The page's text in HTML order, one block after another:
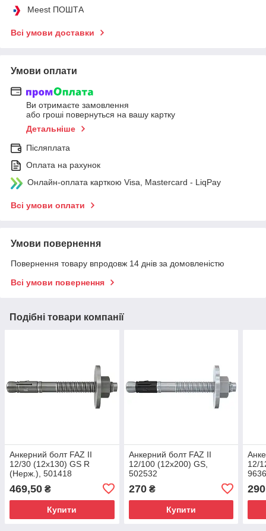
Meest ПОШТА
Всі умови доставки
Умови оплати
Ви отримаєте замовлення
або гроші повернуться на вашу картку
Детальніше
Післяплата
Оплата на рахунок
Онлайн-оплата карткою Visa, Mastercard - LiqPay
Всі умови оплати
Умови повернення
Повернення товару впродовж 14 днів за домовленістю
Всі умови повернення
Подібні товари компанії
Анкерний болт FAZ II
12/30 (12x130) GS R
(Нерж.), 501418
469,50 ₴
Купити
Анкерний болт FAZ II
12/100 (12x200) GS,
502532
270₴
Купити
12/